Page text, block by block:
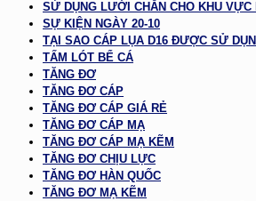
SỬ DỤNG LƯỚI CHẮN CHO KHU VỰC
SỰ KIỆN NGÀY 20-10
TẠI SAO CÁP LỤA D16 ĐƯỢC SỬ
TẤM LÓT BỂ CÁ
TĂNG ĐƠ
TĂNG ĐƠ CÁP
TĂNG ĐƠ CÁP GIÁ RẺ
TĂNG ĐƠ CÁP MẠ
TĂNG ĐƠ CÁP MẠ KẼM
TĂNG ĐƠ CHỊU LỰC
TĂNG ĐƠ HÀN QUỐC
TĂNG ĐƠ MẠ KẼM